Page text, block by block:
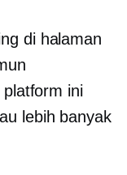
di halaman
ini
lebih banyak